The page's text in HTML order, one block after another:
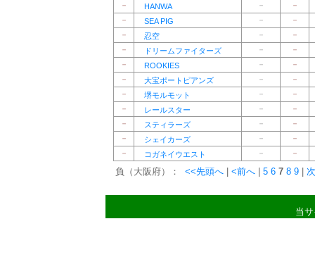
－
HANWA －
－
－
SEA PIG －
－
－
忍空 －
－
－
ドリームファイターズ －
－
－
ROOKIES －
－
－
大宝ポートピアンズ －
－
－
堺モルモット －
－
－
レールスター －
－
－
スティラーズ －
－
－
シェイカーズ －
－
－
コガネイウエスト － －
負（大阪府）： <<先頭へ <前へ 5 6 7 8 9
当